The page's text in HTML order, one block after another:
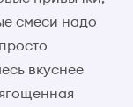
смеси надо
вкуснее